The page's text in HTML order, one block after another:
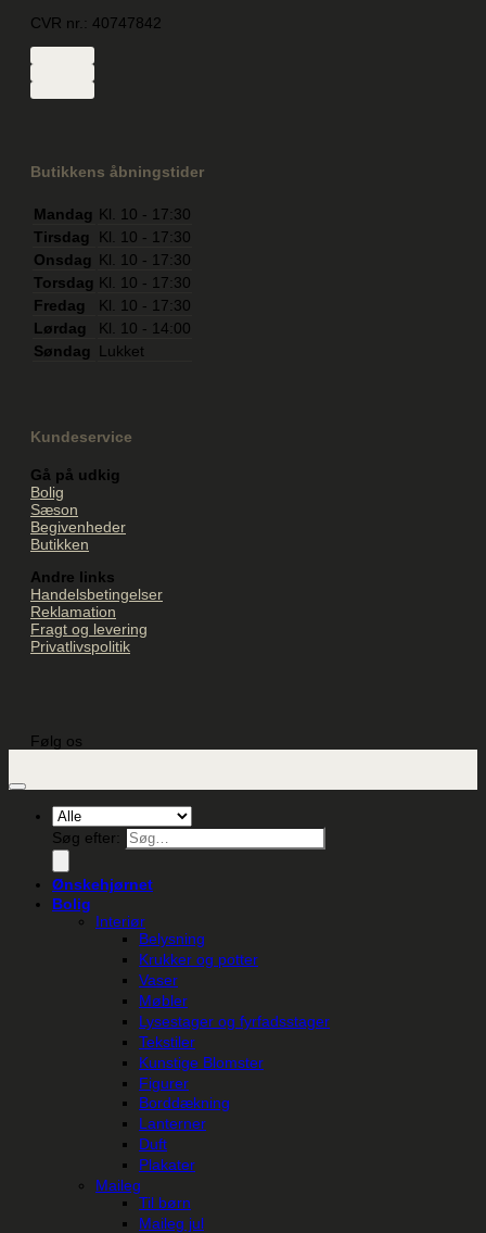
CVR nr.: 40747842
Butikkens åbningstider
Mandag Kl. 10 - 17:30
Tirsdag
Kl. 10 - 17:30
Onsdag Kl. 10 - 17:30
Torsdag Kl. 10 - 17:30
Fredag
Kl. 10 - 17:30
Lørdag
Kl. 10 - 14:00
Søndag
Lukket
Kundeservice
Gå på udkig
Bolig
Sæson
Begivenheder
Butikken
Andre links
Handelsbetingelser
Reklamation
Fragt og levering
Privatlivspolitik
Følg os
Søg efter:
Ønskehjørnet
Bolig
Interiør
Belysning
Krukker og potter
Vaser
Møbler
Lysestager og fyrfadsstager
Tekstiler
Kunstige Blomster
Figurer
Borddækning
Lanterner
Duft
Plakater
Maileg
Til børn
Maileg jul